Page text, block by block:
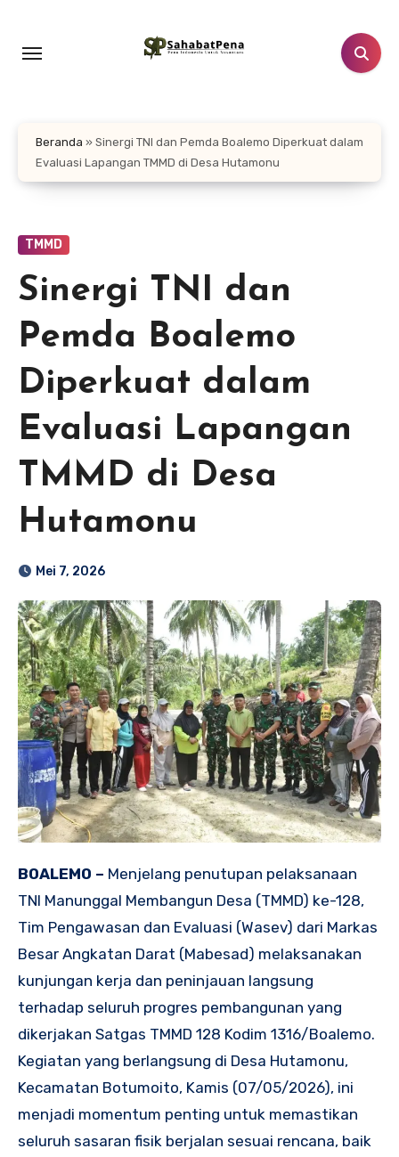
konten
Beranda » Sinergi TNI dan Pemda Boalemo Diperkuat dalam
Evaluasi Lapangan TMMD di Desa Hutamonu
TMMD
Sinergi TNI dan
Pemda Boalemo
Diperkuat dalam
Evaluasi Lapangan
TMMD di Desa
Hutamonu
Mei 7, 2026
BOALEMO – Menjelang penutupan pelaksanaan
TNI Manunggal Membangun Desa (TMMD) ke-128,
Tim Pengawasan dan Evaluasi (Wasev) dari Markas
Besar Angkatan Darat (Mabesad) melaksanakan
kunjungan kerja dan peninjauan langsung
terhadap seluruh progres pembangunan yang
dikerjakan Satgas TMMD 128 Kodim 1316/Boalemo.
Kegiatan yang berlangsung di Desa Hutamonu,
Kecamatan Botumoito, Kamis (07/05/2026), ini
menjadi momentum penting untuk memastikan
seluruh sasaran fisik berjalan sesuai rencana, baik